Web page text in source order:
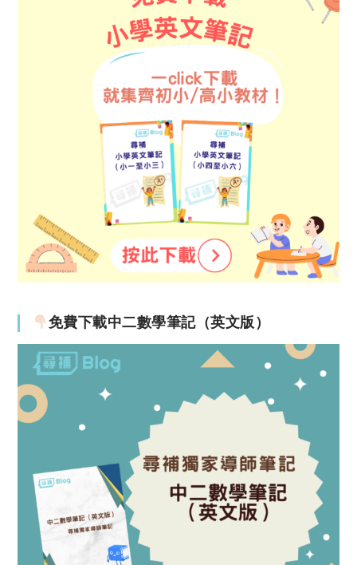
免費下載中二數學筆記（英文版）